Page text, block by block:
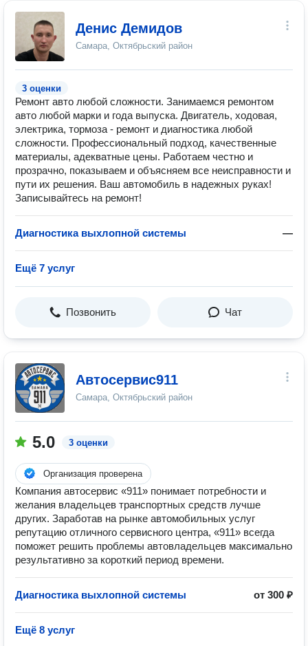
Денис Демидов
Самара, Октябрьский район
3 оценки
Ремонт авто любой сложности. Занимаемся ремонтом
авто любой марки и года выпуска. Двигатель, ходовая,
электрика, тормоза - ремонт и диагностика любой
сложности. Профессиональный подход, качественные
материалы, адекватные цены. Работаем честно и
прозрачно, показываем и объясняем все неисправности и
пути их решения. Ваш автомобиль в надежных руках!
Записывайтесь на ремонт!
Диагностика выхлопной системы —
Ещё 7 услуг
Позвонить Чат
Автосервис911
Самара, Октябрьский район
5.0 3 оценки
Организация проверена
Компания автосервис «911» понимает потребности и
желания владельцев транспортных средств лучше
других. Заработав на рынке автомобильных услуг
репутацию отличного сервисного центра, «911» всегда
поможет решить проблемы автовладельцев максимально
результативно за короткий период времени.
Диагностика выхлопной системы от 300 ₽
Ещё 8 услуг